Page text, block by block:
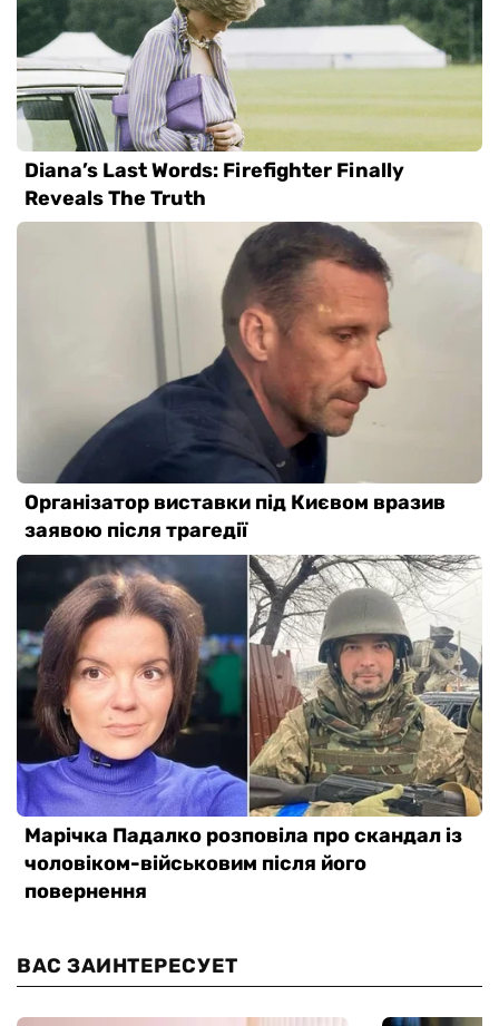
ВАС ЗАИНТЕРЕСУЕТ